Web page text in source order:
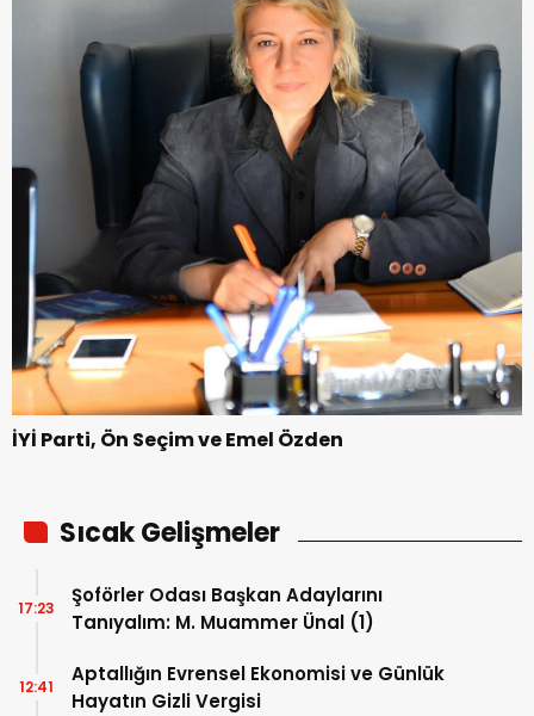
İYİ Parti, Ön Seçim ve Emel Özden
Sıcak Gelişmeler
Şoförler Odası Başkan Adaylarını
Tanıyalım: M. Muammer Ünal (1)
17:23
Aptallığın Evrensel Ekonomisi ve Günlük
Hayatın Gizli Vergisi
12:41